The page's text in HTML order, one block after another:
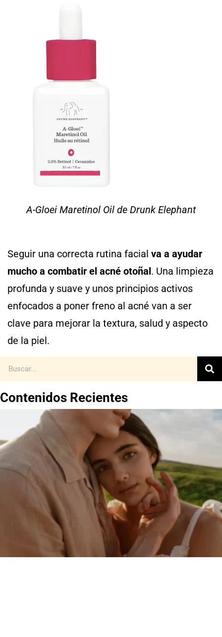
A-Gloei Maretinol Oil de Drunk Elephant
Seguir una correcta rutina facial va a ayudar
mucho a combatir el acné otoñal. Una limpieza
profunda y suave y unos principios activos
enfocados a poner freno al acné van a ser
clave para mejorar la textura, salud y aspecto
de la piel.
Contenidos Recientes